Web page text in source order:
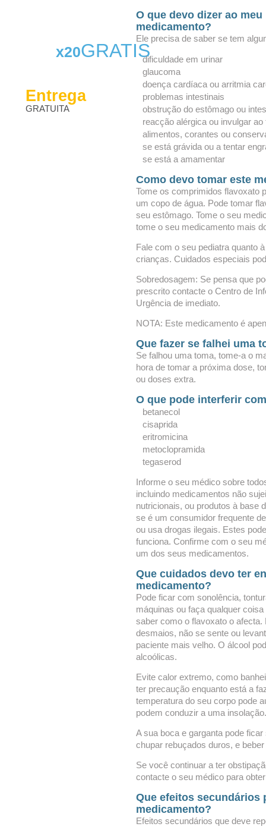
x20GRATIS
Entrega
GRATUITA
O que devo dizer ao
medicamento?
Ele precisa de saber se tem
dificuldade em urinar
glaucoma
doença cardíaca ou arritmia
problemas intestinais
obstrução do estômago ou
reacção alérgica ou invulgar
alimentos, corantes ou
se está grávida ou a tentar
se está a amamentar
Como devo tomar este
Tome os comprimidos flavoxato
um copo de água. Pode tomar
seu estômago. Tome o seu
tome o seu medicamento mais
Fale com o seu pediatra quanto
crianças. Cuidados especiais
Sobredosagem: Se pensa que
prescrito contacte o Centro de
Urgência de imediato.
NOTA: Este medicamento é
Que fazer se falhei uma
Se falhou uma toma, tome-a o
hora de tomar a próxima dose,
ou doses extra.
O que pode interferir
betanecol
cisaprida
eritromicina
metoclopramida
tegaserod
Informe o seu médico sobre
incluindo medicamentos não
nutricionais, ou produtos à base
se é um consumidor frequente
ou usa drogas ilegais. Estes
funciona. Confirme com o seu
um dos seus medicamentos.
Que cuidados devo ter
medicamento?
Pode ficar com sonolência,
máquinas ou faça qualquer
saber como o flavoxato o
desmaios, não se sente ou
paciente mais velho. O álcool
alcoólicas.
Evite calor extremo, como
ter precaução enquanto está a
temperatura do seu corpo pode
podem conduzir a uma insolação.
A sua boca e garganta pode
chupar rebuçados duros, e
Se você continuar a ter
contacte o seu médico para
Que efeitos secundários
medicamento?
Efeitos secundários que deve